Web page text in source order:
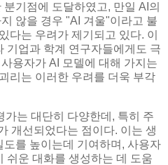
기점에 도달하였고, 만일 AI의
않을 경우 "AI 겨울"이라고 불
다는 우려가 제기되고 있다. 이
기업과 학계 연구자들에게도 극
용자가 AI 모델에 대해 가지는
리는 이러한 우려를 더욱 부각
가는 대단히 다양한데, 특히 주
개선되었다는 점이다. 이는 생
를 높이는데 기여하며, 사용자
쉬운 대화를 생성하는 데 도움